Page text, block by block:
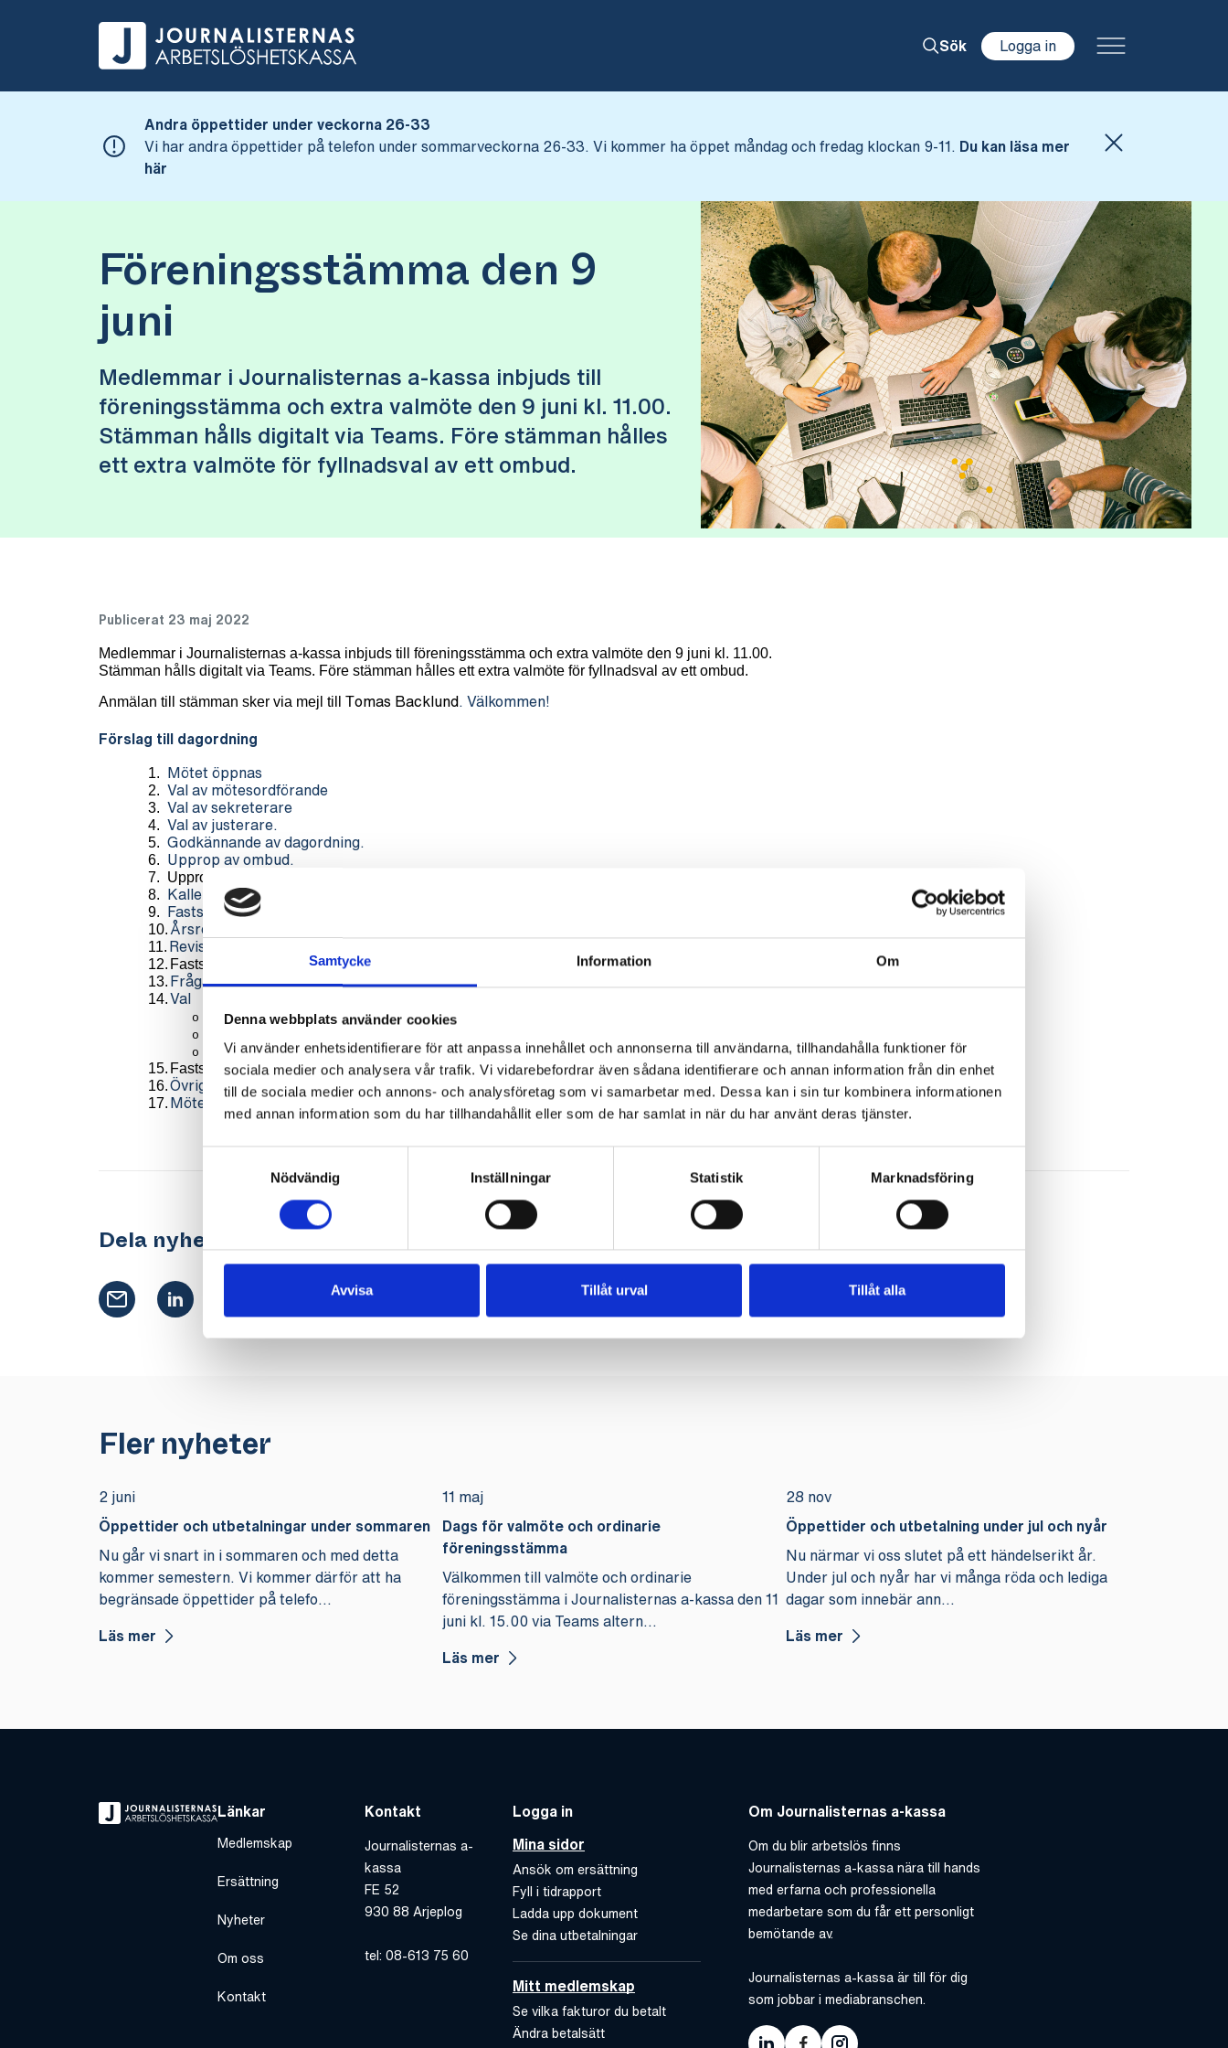
Samtycke Information Om
Denna webbplats använder cookies
Vi använder enhetsidentifierare för att anpassa innehållet och annonserna till användarna, tillhandahålla funktioner för
sociala medier och analysera vår trafik. Vi vidarebefordrar även sådana identifierare och annan information från din enhet
till de sociala medier och annons- och analysföretag som vi samarbetar med. Dessa kan i sin tur kombinera informationen
med annan information som du har tillhandahållit eller som de har samlat in när du har använt deras tjänster.
Nödvändig
Inställningar Statistik Marknadsföring
Avvisa Tillåt urval Tillåt alla
Sök Logga in
Andra öppettider under veckorna 26-33
Vi har andra öppettider på telefon under sommarveckorna 26-33. Vi kommer ha öppet måndag och fredag klockan 9-11.
Du kan läsa mer
här
Föreningsstämma den 9
juni
Medlemmar i Journalisternas a-kassa inbjuds till
föreningsstämma och extra valmöte den 9 juni kl. 11.00.
Stämman hålls digitalt via Teams. Före stämman hålles
ett extra valmöte för fyllnadsval av ett ombud.
Publicerat 23 maj 2022
Medlemmar i Journalisternas a-kassa inbjuds till föreningsstämma och extra valmöte den 9 juni kl. 11.00.
Stämman hålls digitalt via Teams. Före stämman hålles ett extra valmöte för fyllnadsval av ett ombud.
Anmälan till stämman sker via mejl till Tomas Backlund . Välkommen!
Förslag till dagordning
1. Mötet öppnas
2. Val av mötesordförande
3. Val av sekreterare
4. Val av justerare.
5. Godkännande av dagordning.
6. Upprop av ombud.
7. Upprop av ej röstberättigade stämmodeltagare
8.
Kallelse till föreningsstämman.
9. Fastställande av budget
10. Årsredovisning 2021
11. Revisionsberättelse 2021
12. Fastställande av resultat- och balansräkning
13. Fråga om ansvarsfrihet
14.Val
oav ledamot till styrelsen. (fyllnadsval, 2 år)
o
oav valberedning. (2 år)
15. Fastställande av arvode till styrelseledamöter.
16.Övriga frågor
17. Mötet avslutas
Dela nyhet
Fler nyheter
2 juni
Öppettider och utbetalningar under sommaren
Nu går vi snart in i sommaren och med detta
kommer semestern. Vi kommer därför att ha
begränsade öppettider på telefo...
Läs mer
11 maj
Dags för valmöte och ordinarie
föreningsstämma
Välkommen till valmöte och ordinarie
föreningsstämma i Journalisternas a-kassa den 11
juni kl. 15.00 via Teams altern...
Läs mer
28 nov
Öppettider och utbetalning under jul och nyår
Nu närmar vi oss slutet på ett händelserikt år.
Under jul och nyår har vi många röda och lediga
dagar som innebär ann...
Läs mer
Länkar
Medlemskap
Ersättning
Nyheter
Om oss
Kontakt
Kontakt
Journalisternas a-
kassa
FE 52
930 88 Arjeplog
tel: 08-613 75 60
Logga in
Mina sidor
Ansök om ersättning
Fyll i tidrapport
Ladda upp dokument
Se dina utbetalningar
Mitt medlemskap
Se vilka fakturor du betalt
Ändra betalsätt
Om Journalisternas a-kassa
Om du blir arbetslös finns
Journalisternas a-kassa nära till hands
med erfarna och professionella
medarbetare som du får ett personligt
bemötande av.
Journalisternas a-kassa är till för dig
som jobbar i mediabranschen.